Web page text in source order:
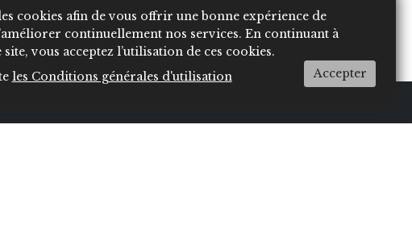
cookies afin de vous offrir une bonne expérience de
continuellement nos services. En continuant à
vous acceptez l’utilisation de ces cookies.
les Conditions générales d'utilisation Accepter